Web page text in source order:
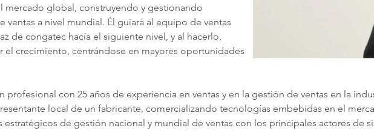
mercado global, construyendo y gestionando
ventas a nivel mundial. Él guiará al equipo de ventas
de congatec hacía el siguiente nivel, y al hacerlo,
el crecimiento, centrándose en mayores oportunidades
profesional con 25 años de experiencia en ventas y en la gestión de ventas en la
local de un fabricante, comercializando tecnologías embebidas en el
estratégicos de gestión nacional y mundial de ventas con los principales actores de